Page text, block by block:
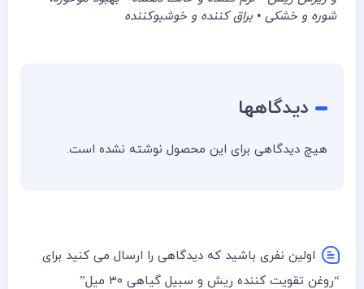
شوره و خشکی • براق کننده و خوشبوکننده
دیدگاهها
هیچ دیدگاهی برای این محصول نوشته نشده است.
اولین نفری باشید که دیدگاهی را ارسال می کنید برای
“روغن تقویت کننده ریش و سبیل گیاهی ۳۰ میل”